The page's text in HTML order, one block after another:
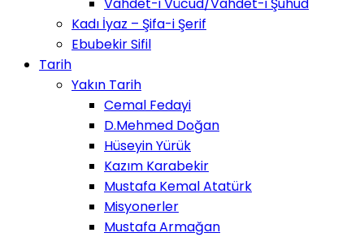
Kadı İyaz – Şifa-i Şerif
Ebubekir Sifil
Tarih
Yakın Tarih
Cemal Fedayi
D.Mehmed Doğan
Hüseyin Yürük
Kazım Karabekir
Mustafa Kemal Atatürk
Misyonerler
Mustafa Armağan